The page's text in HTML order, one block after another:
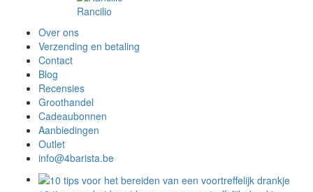
Rancilio
Over ons
Verzending en betaling
Contact
Blog
Recensies
Groothandel
Cadeaubonnen
Aanbiedingen
Outlet
info@4barista.be